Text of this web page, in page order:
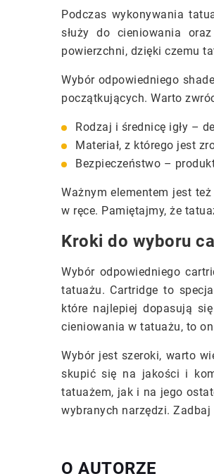
Podczas wykonywania
służy do cieniowania
powierzchni, dzięki czemu
Wybór odpowiedniego
początkujących. Warto
Rodzaj i średnicę igły –
Materiał, z którego jest
Bezpieczeństwo –
Ważnym elementem jest też
w ręce. Pamiętajmy, że
Kroki do wyboru
Wybór odpowiedniego
tatuażu. Cartridge to
które najlepiej dopasują
cieniowania w tatuażu, to
Wybór jest szeroki, warto
skupić się na jakości i
tatuażem, jak i na jego
wybranych narzędzi.
O AUTORZE